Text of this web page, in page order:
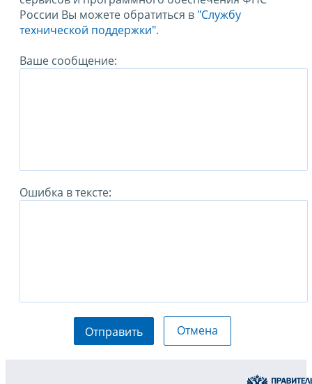
России Вы можете обратиться в "Службу
технической поддержки".
Ваше сообщение:
Ошибка в тексте:
Отправить Отмена